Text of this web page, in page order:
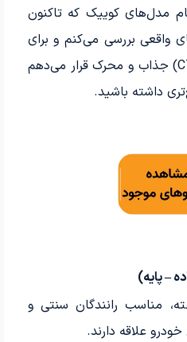
مدل‌های کوییک که تاکنون
واقعی بررسی می‌کنم و برای
هرکدام، دعوت به خرید (CTA) جذاب و محرک قرار می‌دهم
داشته باشید.
۵ سرعته، مناسب رانندگان سنتی و
علاقه دارند.